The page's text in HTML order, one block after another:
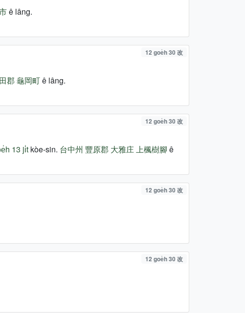
ê lâng.
12 goe̍h 30 改
郡 龜岡町ê lâng.
12 goe̍h 30 改
13 ji̍t kòe-sin. 台中州 豐原郡 大雅庄上楓樹腳 ê
12 goe̍h 30 改
12 goe̍h 30 改